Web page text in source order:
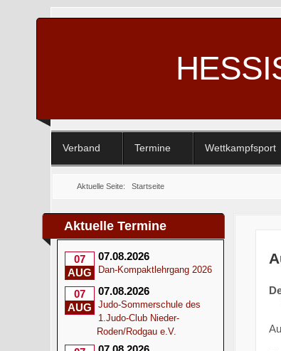
Verband Termine Wettkampfsport
Aktuelle Seite:Startseite
Aktuelle Termine
07
AUG
07.08.2026
Dan-Kompaktlehrgang 2026
07
AUG
07.08.2026
Judo-Sommerschule des
1.Judo-Club Nieder-
Roden/Rodgau e.V.